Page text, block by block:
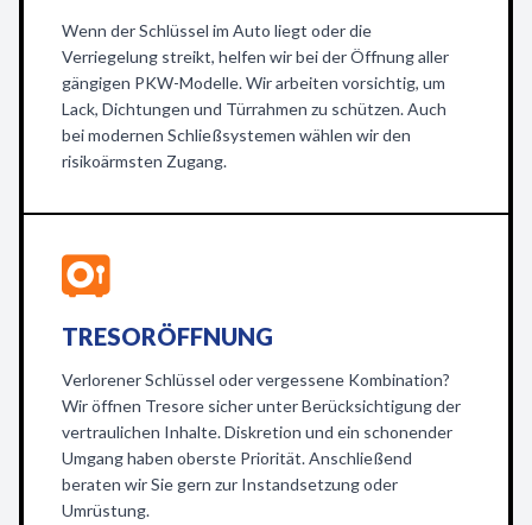
Wenn der Schlüssel im Auto liegt oder die
Verriegelung streikt, helfen wir bei der Öffnung aller
gängigen PKW-Modelle. Wir arbeiten vorsichtig, um
Lack, Dichtungen und Türrahmen zu schützen. Auch
bei modernen Schließsystemen wählen wir den
risikoärmsten Zugang.
TRESORÖFFNUNG
Verlorener Schlüssel oder vergessene Kombination?
Wir öffnen Tresore sicher unter Berücksichtigung der
vertraulichen Inhalte. Diskretion und ein schonender
Umgang haben oberste Priorität. Anschließend
beraten wir Sie gern zur Instandsetzung oder
Umrüstung.